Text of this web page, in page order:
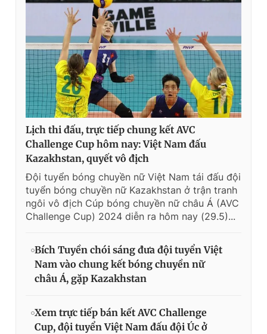
Lịch thi đấu, trực tiếp chung kết AVC
Challenge Cup hôm nay: Việt Nam đấu
Kazakhstan, quyết vô địch
Đội tuyển bóng chuyền nữ Việt Nam tái đấu đội
tuyển bóng chuyền nữ Kazakhstan ở trận tranh
ngôi vô địch Cúp bóng chuyền nữ châu Á (AVC
Challenge Cup) 2024 diễn ra hôm nay (29.5)...
Bích Tuyền chói sáng đưa đội tuyển Việt
Nam vào chung kết bóng chuyền nữ
châu Á, gặp Kazakhstan
Xem trực tiếp bán kết AVC Challenge
Cup, đội tuyển Việt Nam đấu đội Úc ở